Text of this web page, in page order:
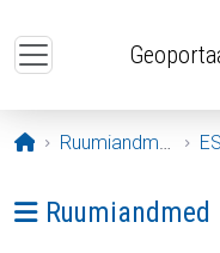
Avaleht
Ruumiandmed
Ava menüü:
Ruumiandmed